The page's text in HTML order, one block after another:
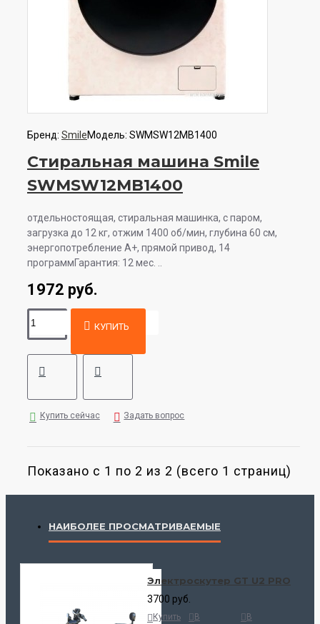
Бренд: SmileМодель: SWMSW12MB1400
Стиральная машина Smile
SWMSW12MB1400
отдельностоящая, стиральная машинка, с паром,
загрузка до 12 кг, отжим 1400 об/мин, глубина 60 см,
энергопотребление A+, прямой привод, 14
программГарантия: 12 мес. ..
1972 руб.
КУПИТЬ
Купить сейчас Задать вопрос
Показано с 1 по 2 из 2 (всего 1 страниц)
НАИБОЛЕЕ ПРОСМАТРИВАЕМЫЕ
Электроскутер GT U2 PRO
3700 руб.
Купить
В
В